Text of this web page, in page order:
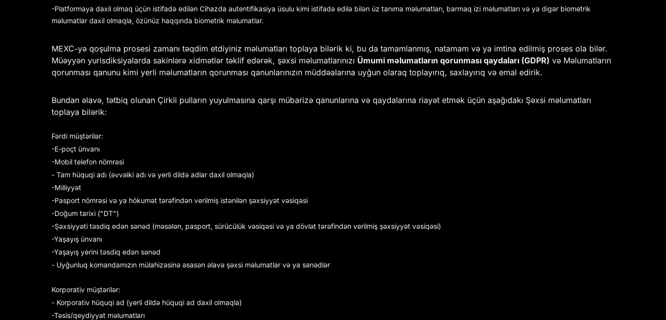
-Platformaya daxil olmaq üçün istifadə edilən Cihazda autentifikasiya üsulu kimi istifadə edilə bilən üz tanıma məlumatları, barmaq izi məlumatları və ya digər biometrik
məlumatlar daxil olmaqla, özünüz haqqında biometrik məlumatlar.
MEXC-yə qoşulma prosesi zamanı təqdim etdiyiniz məlumatları toplaya bilərik ki, bu da tamamlanmış, natamam və ya imtina edilmiş proses ola bilər.
Müəyyən yurisdiksiyalarda sakinlərə xidmətlər təklif edərək, şəxsi məlumatlarınızı Ümumi məlumatların qorunması qaydaları (GDPR) və Məlumatların
qorunması qanunu kimi yerli məlumatların qorunması qanunlarınızın müddəalarına uyğun olaraq toplayırıq, saxlayırıq və emal edirik.
Bundan əlavə, tətbiq olunan Çirkli pulların yuyulmasına qarşı mübarizə qanunlarına və qaydalarına riayət etmək üçün aşağıdakı Şəxsi məlumatları
toplaya bilərik:
Fərdi müştərilər:
-E-poçt ünvanı
-Mobil telefon nömrəsi
- Tam hüquqi adı (əvvəlki adı və yerli dildə adlar daxil olmaqla)
-Milliyyət
-Pasport nömrəsi və ya hökumət tərəfindən verilmiş istənilən şəxsiyyət vəsiqəsi
-Doğum tarixi ("DT")
-Şəxsiyyəti təsdiq edən sənəd (məsələn, pasport, sürücülük vəsiqəsi və ya dövlət tərəfindən verilmiş şəxsiyyət vəsiqəsi)
-Yaşayış ünvanı
-Yaşayış yerini təsdiq edən sənəd
- Uyğunluq komandamızın mülahizəsinə əsasən əlavə şəxsi məlumatlar və ya sənədlər
Korporativ müştərilər:
- Korporativ hüquqi ad (yerli dildə hüquqi ad daxil olmaqla)
-Təsis/qeydiyyat məlumatları